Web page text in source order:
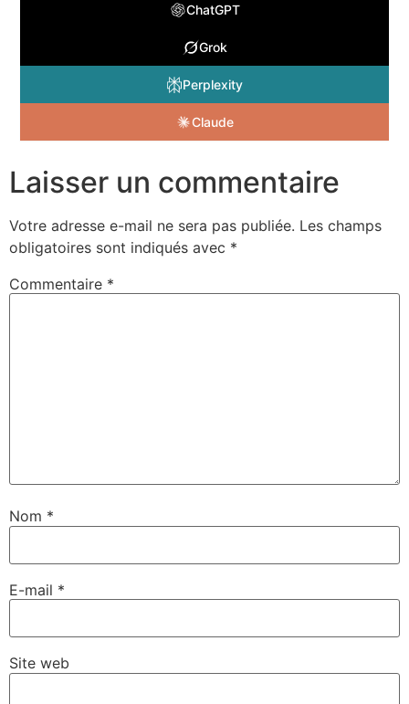
ChatGPT
Grok
Perplexity
Claude
Laisser un commentaire
Votre adresse e-mail ne sera pas publiée. Les champs
obligatoires sont indiqués avec *
Commentaire *
Nom *
E-mail *
Site web